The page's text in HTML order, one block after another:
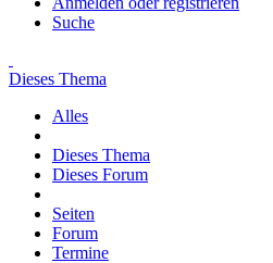
Suche
Dieses Thema
Alles
Dieses Thema
Dieses Forum
Seiten
Forum
Termine